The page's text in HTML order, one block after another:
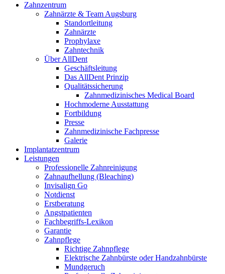
Zahnzentrum
Zahnärzte & Team Augsburg
Standortleitung
Zahnärzte
Prophylaxe
Zahntechnik
Über AllDent
Geschäftsleitung
Das AllDent Prinzip
Qualitätssicherung
Zahnmedizinisches Medical Board
Hochmoderne Ausstattung
Fortbildung
Presse
Zahnmedizinische Fachpresse
Galerie
Implantatzentrum
Leistungen
Professionelle Zahnreinigung
Zahnaufhellung (Bleaching)
Invisalign Go
Notdienst
Erstberatung
Angstpatienten
Fachbegriffs-Lexikon
Garantie
Zahnpflege
Richtige Zahnpflege
Elektrische Zahnbürste oder Handzahnbürste
Mundgeruch